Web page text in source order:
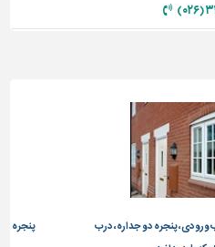
پنجره دو جداره، درب
پنجره